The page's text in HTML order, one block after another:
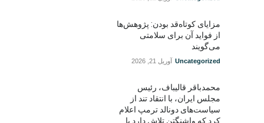
مزایای کوتاه‌قد بودن: پژوهش‌ها
از فواید آن برای سلامتی
می‌گویند
Uncategorized آوریل 21, 2026
محمدباقر قالیباف، رئیس
مجلس ایران، با انتقاد تند از
سیاست‌های دونالد ترمپ اعلام
کرد که واشنگتن تلاش دارد با